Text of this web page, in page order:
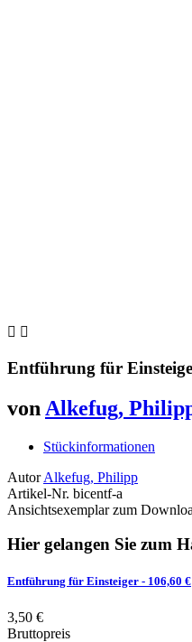
 
Entführung für
von Alkefug,
Stückinformationen
Autor Alkefug, Philipp
Artikel-Nr. bicentf-a
Ansichtsexemplar zum
Hier gelangen Sie zum
Entführung für Einsteiger - 106,60 €
3,50 €
Bruttopreis